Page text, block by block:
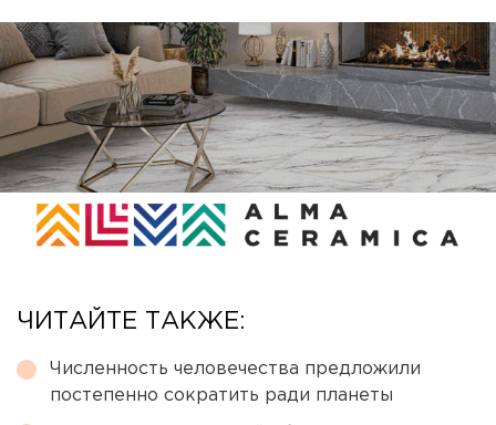
ЧИТАЙТЕ ТАКЖЕ:
Численность человечества предложили
постепенно сократить ради планеты